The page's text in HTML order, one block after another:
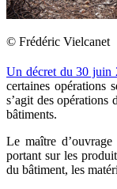
© Frédéric Vielcanet
Un décret du 30 juin
certaines opérations
s’agit des
bâtiments.
Le maître
portant sur les
du bâtiment, les